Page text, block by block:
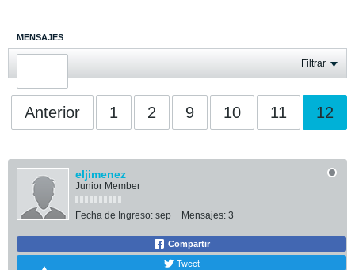
MENSAJES
ÚLTIMA ACTIVIDAD Filtrar
Anterior 1 2 9 10 11 12
eljimenez
Junior Member
Fecha de Ingreso: sep Mensajes: 3
Compartir
Tweet